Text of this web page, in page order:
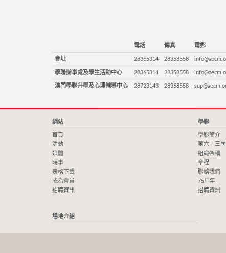
電話 傳真 電郵
會址 28365314 28358558
學聯辦事處及學生活動中心 28365314 28358558
澳門學聯升學及心理輔導中心 28723143 28358558
網站
首頁
活動
媒體
時事
表格下載
成為會員
招聘資訊
學聯
學聯簡介
第六十三
組織架構
章程
聯絡我們
75周年
招聘資訊
場地介紹